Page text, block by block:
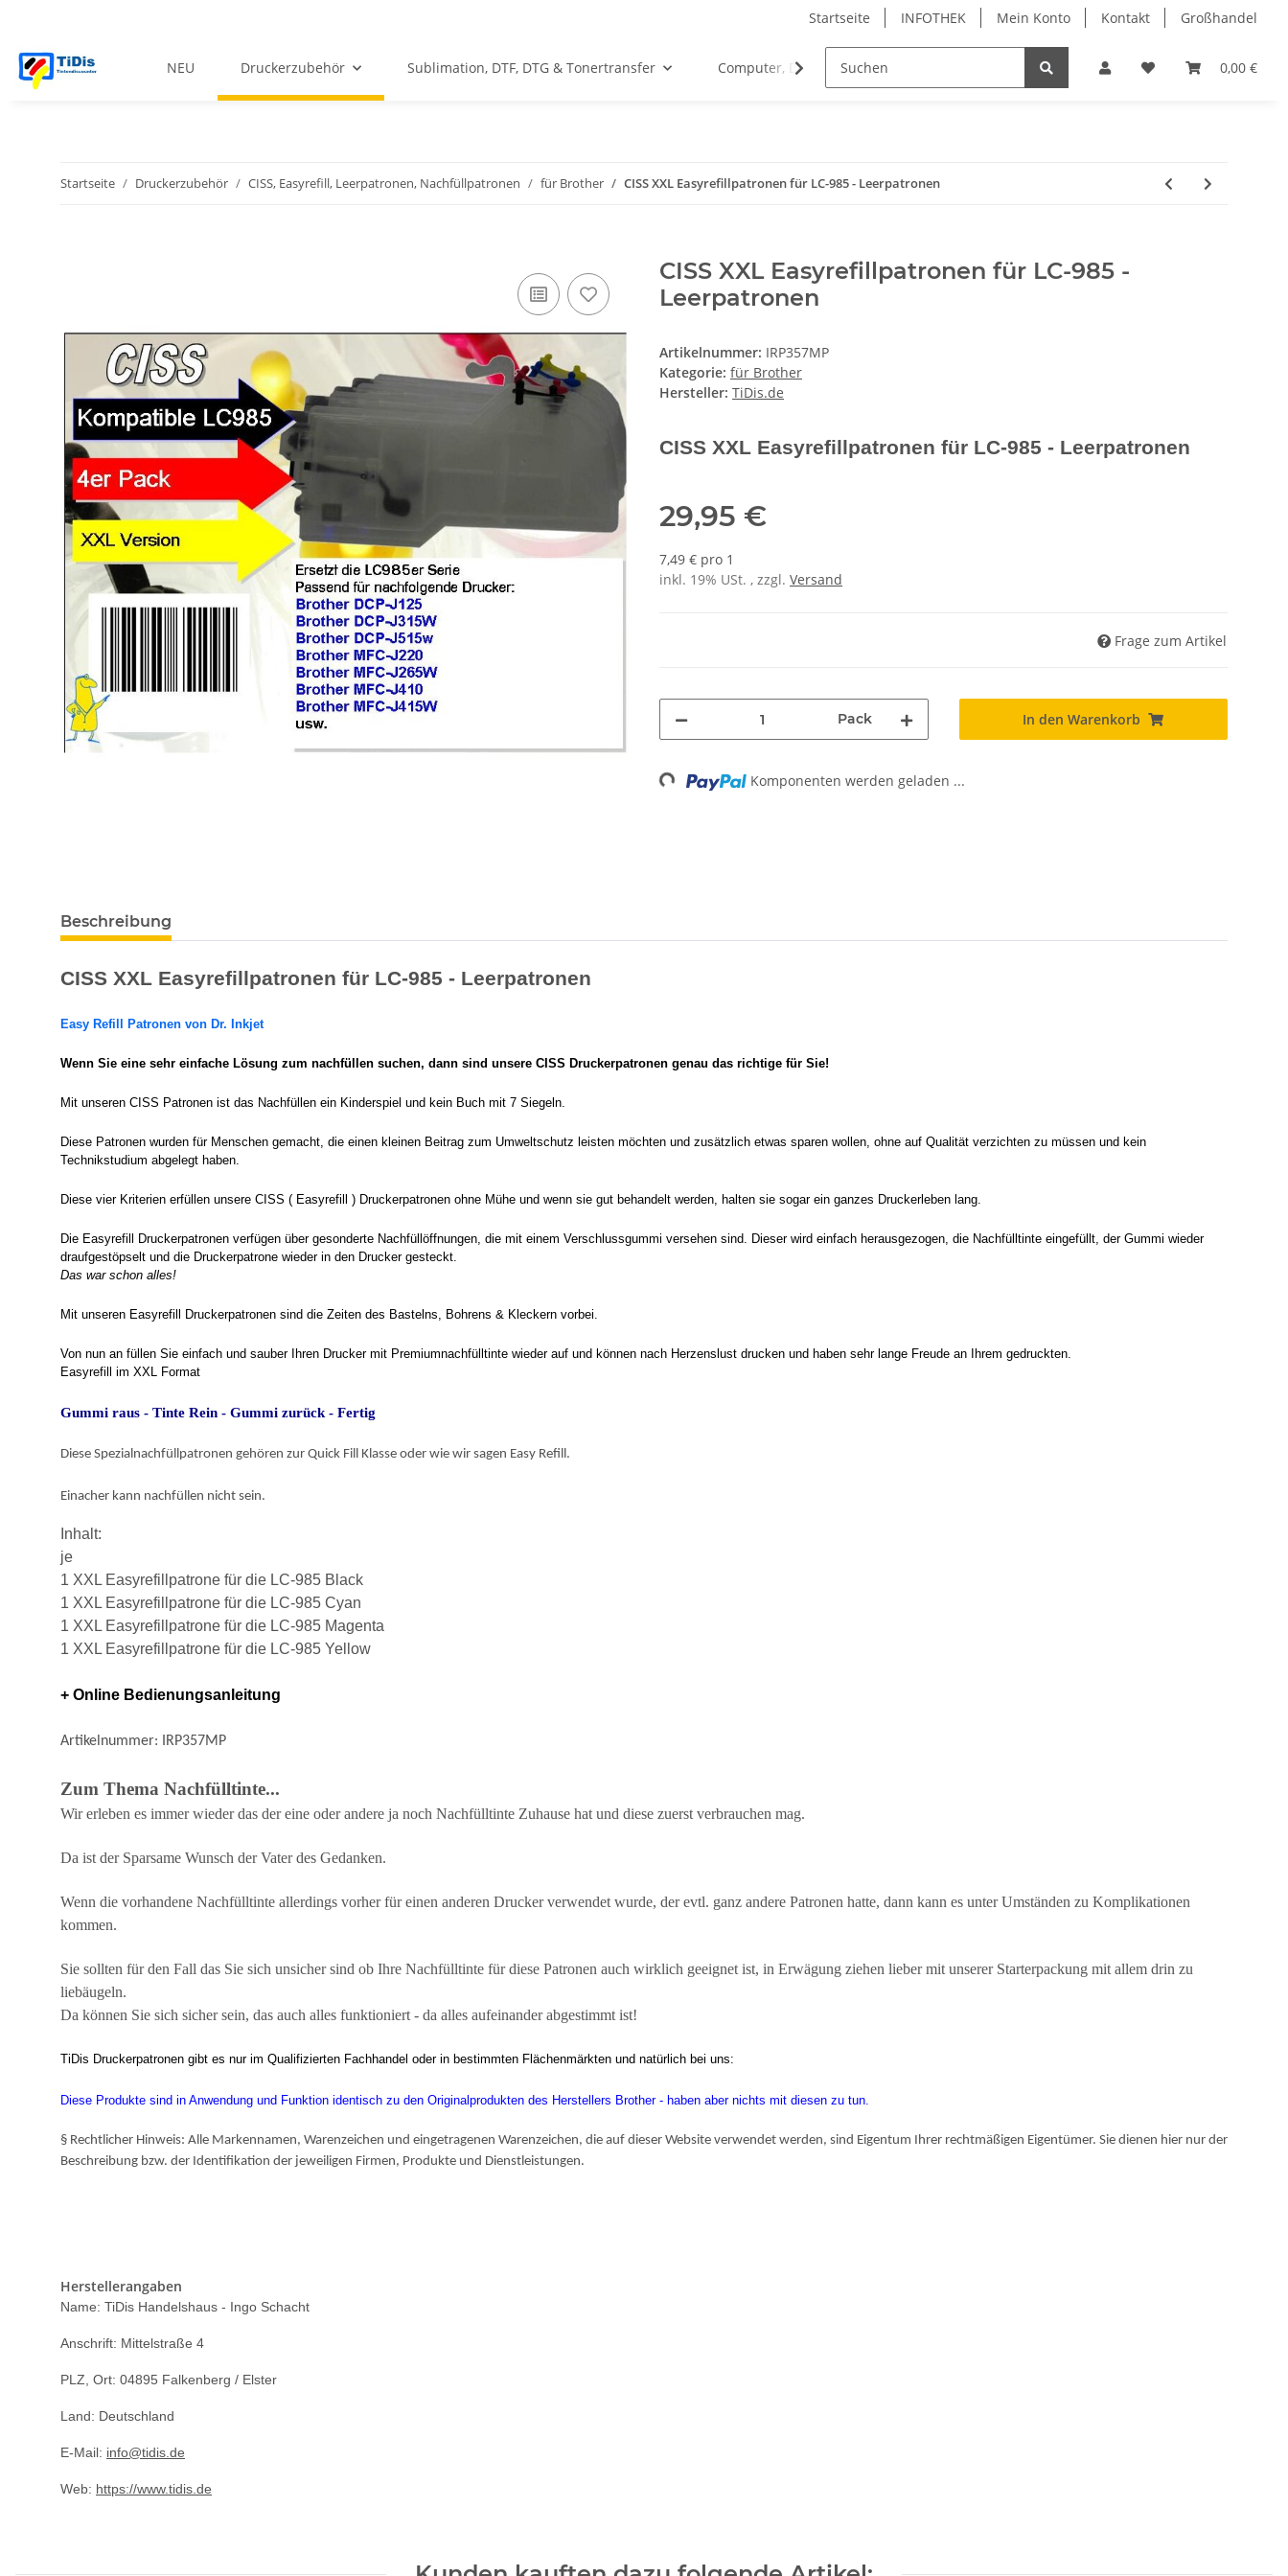
Startseite INFOTHEK Mein Konto Kontakt Großhandel
0,00 €
NEU Druckerzubehör Sublimation, DTF, DTG & Tonertransfer Computer, Drucker & Bürobedarf PVC Kartendrucker & Zubehör TiDis
Startseite Druckerzubehör CISS, Easyrefill, Leerpatronen, Nachfüllpatronen für Brother CISS XXL Easyrefillpatronen für LC-985 - Leerpatronen
CISS XXL Easyrefillpatronen für LC-985 -
Leerpatronen
Artikelnummer: IRP357MP
Kategorie: für Brother
Hersteller: TiDis.de
CISS XXL Easyrefillpatronen für LC-985 - Leerpatronen
29,95 €
7,49 € pro 1
inkl. 19% USt. , zzgl. Versand
Frage zum Artikel
Pack In den Warenkorb
Loading... Komponenten werden geladen ...
Beschreibung
CISS XXL Easyrefillpatronen für LC-985 - Leerpatronen
Easy Refill Patronen von Dr. Inkjet
Wenn Sie eine sehr einfache Lösung zum nachfüllen suchen, dann sind unsere CISS Druckerpatronen genau das richtige für Sie!
Mit unseren CISS Patronen ist das Nachfüllen ein Kinderspiel und kein Buch mit 7 Siegeln.
Diese Patronen wurden für Menschen gemacht, die einen kleinen Beitrag zum Umweltschutz leisten möchten und zusätzlich etwas sparen wollen, ohne auf Qualität verzichten zu müssen und kein
Technikstudium abgelegt haben.
Diese vier Kriterien erfüllen unsere CISS ( Easyrefill ) Druckerpatronen ohne Mühe und wenn sie gut behandelt werden, halten sie sogar ein ganzes Druckerleben lang.
Die Easyrefill Druckerpatronen verfügen über gesonderte Nachfüllöffnungen, die mit einem Verschlussgummi versehen sind. Dieser wird einfach herausgezogen, die Nachfülltinte eingefüllt, der Gummi wieder
draufgestöpselt und die Druckerpatrone wieder in den Drucker gesteckt.
Das war schon alles!
Mit unseren Easyrefill Druckerpatronen sind die Zeiten des Bastelns, Bohrens & Kleckern vorbei.
Von nun an füllen Sie einfach und sauber Ihren Drucker mit Premiumnachfülltinte wieder auf und können nach Herzenslust drucken und haben sehr lange Freude an Ihrem gedruckten.
Easyrefill im XXL Format
Gummi raus - Tinte Rein - Gummi zurück - Fertig
Diese Spezialnachfüllpatronen gehören zur Quick Fill Klasse oder wie wir sagen Easy Refill.
Einacher kann nachfüllen nicht sein.
Inhalt:
je
1 XXL Easyrefillpatrone für die LC-985 Black
1 XXL Easyrefillpatrone für die LC-985 Cyan
1 XXL Easyrefillpatrone für die LC-985 Magenta
1 XXL Easyrefillpatrone für die LC-985 Yellow
+ Online Bedienungsanleitung
Artikelnummer: IRP357MP
Zum Thema Nachfülltinte...
Wir erleben es immer wieder das der eine oder andere ja noch Nachfülltinte Zuhause hat und diese zuerst verbrauchen mag.
Da ist der Sparsame Wunsch der Vater des Gedanken.
Wenn die vorhandene Nachfülltinte allerdings vorher für einen anderen Drucker verwendet wurde, der evtl. ganz andere Patronen hatte, dann kann es unter Umständen zu Komplikationen
kommen.
Sie sollten für den Fall das Sie sich unsicher sind ob Ihre Nachfülltinte für diese Patronen auch wirklich geeignet ist, in Erwägung ziehen lieber mit unserer Starterpackung mit allem drin zu
liebäugeln.
Da können Sie sich sicher sein, das auch alles funktioniert - da alles aufeinander abgestimmt ist!
TiDis Druckerpatronen gibt es nur im Qualifizierten Fachhandel oder in bestimmten Flächenmärkten und natürlich bei uns:
Diese Produkte sind in Anwendung und Funktion identisch zu den Originalprodukten des Herstellers Brother - haben aber nichts mit diesen zu tun.
§ Rechtlicher Hinweis: Alle Markennamen, Warenzeichen und eingetragenen Warenzeichen, die auf dieser Website verwendet werden, sind Eigentum Ihrer rechtmäßigen Eigentümer. Sie dienen hier nur der
Beschreibung bzw. der Identifikation der jeweiligen Firmen, Produkte und Dienstleistungen.
Herstellerangaben
Name: TiDis Handelshaus - Ingo Schacht
Anschrift: Mittelstraße 4
PLZ, Ort: 04895 Falkenberg / Elster
Land: Deutschland
E-Mail: info@tidis.de
Web: https://www.tidis.de